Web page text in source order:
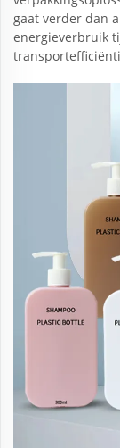
gaat verder dan
energieverbruik